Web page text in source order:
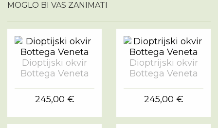
MOGLO BI VAS ZANIMATI
Dioptijski okvir
Bottega Veneta
245,00 €
Dioptrijski okvir
Bottega Veneta
245,00 €